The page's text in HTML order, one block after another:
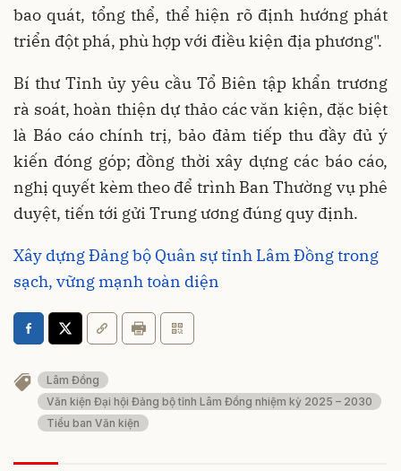
bao quát, tổng thể, thể hiện rõ định hướng phát
triển đột phá, phù hợp với điều kiện địa phương".
Bí thư Tỉnh ủy yêu cầu Tổ Biên tập khẩn trương
rà soát, hoàn thiện dự thảo các văn kiện, đặc biệt
là Báo cáo chính trị, bảo đảm tiếp thu đầy đủ ý
kiến đóng góp; đồng thời xây dựng các báo cáo,
nghị quyết kèm theo để trình Ban Thường vụ phê
duyệt, tiến tới gửi Trung ương đúng quy định.
Xây dựng Đảng bộ Quân sự tỉnh Lâm Đồng trong
sạch, vững mạnh toàn diện
Lâm Đồng
Văn kiện Đại hội Đảng bộ tỉnh Lâm Đồng nhiệm kỳ 2025 – 2030
Tiểu ban Văn kiện